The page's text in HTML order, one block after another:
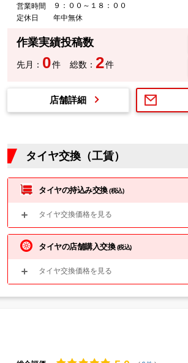
営業時間
９：００～１８：００
定休日
年中無休
作業実績投稿数
先月： 0件 総数： 2件
店舗詳細
タイヤ交換（工賃）
タイヤの持込み交換(税込)
タイヤ交換価格を見る
タイヤの店舗購入交換(税込)
タイヤ交換価格を見る